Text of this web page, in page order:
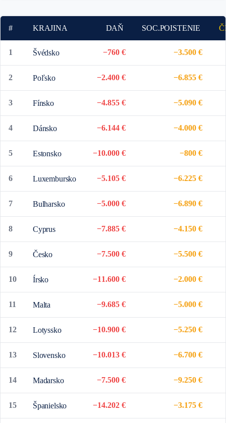
# KRAJINA DAŇ SOC.POISTENIE
1 Švédsko −760 € −3.500 €
2 Poľsko −2.400 € −6.855 €
3 Fínsko −4.855 € −5.090 €
4 Dánsko −6.144 € −4.000 €
5 Estonsko −10.000 € −800 €
6 Luxembursko −5.105 € −6.225 €
7 Bulharsko −5.000 € −6.890 €
8 Cyprus −7.885 € −4.150 €
9 Česko −7.500 € −5.500 €
10 Írsko −11.600 € −2.000 €
11 Malta −9.685 € −5.000 €
12 Lotyssko −10.900 € −5.250 €
13 Slovensko −10.013 € −6.700 €
14 Madarsko −7.500 € −9.250 €
15 Španielsko −14.202 € −3.175 €